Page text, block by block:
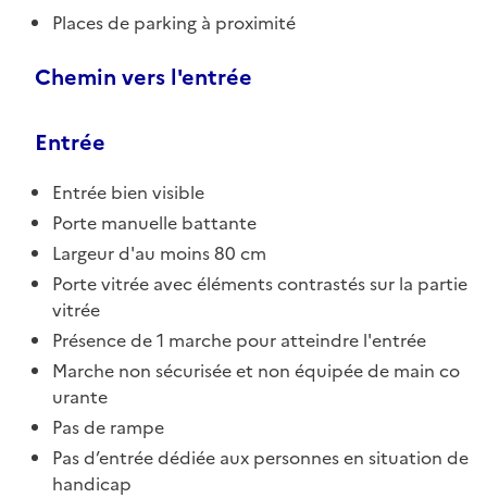
Places de parking à proximité
Chemin vers l'entrée
Entrée
Entrée bien visible
Porte manuelle battante
Largeur d'au moins 80 cm
Porte vitrée avec éléments contrastés sur la partie
vitrée
Présence de 1 marche pour atteindre l'entrée
Marche non sécurisée et non équipée de main co
urante
Pas de rampe
Pas d’entrée dédiée aux personnes en situation de
handicap